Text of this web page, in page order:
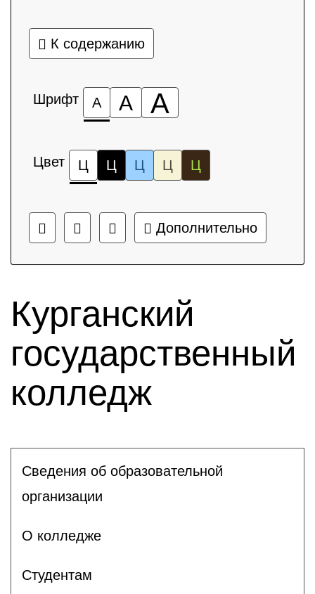
К содержанию
Шрифт А А А
Цвет Ц Ц Ц Ц Ц
Дополнительно
Курганский
государственный
колледж
Сведения об образовательной
организации
О колледже
Студентам